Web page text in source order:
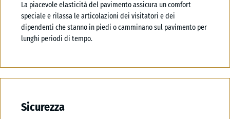
La piacevole elasticità del pavimento assicura un comfort
speciale e rilassa le articolazioni dei visitatori e dei
dipendenti che stanno in piedi o camminano sul pavimento per
lunghi periodi di tempo.
Sicurezza